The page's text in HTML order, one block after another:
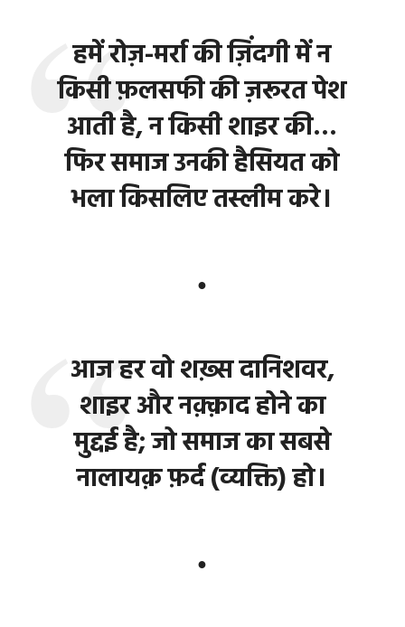
हमें रोज़-मर्रा की ज़िंदगी में न
किसी फ़लसफी की ज़रूरत पेश
आती है, न किसी शाइर की…
फिर समाज उनकी हैसियत को
भला किसलिए तस्लीम करे।
●
आज हर वो शख़्स दानिशवर,
शाइर और नक़्क़ाद होने का
मुद्दई है; जो समाज का सबसे
नालायक़ फ़र्द (व्यक्ति) हो।
●